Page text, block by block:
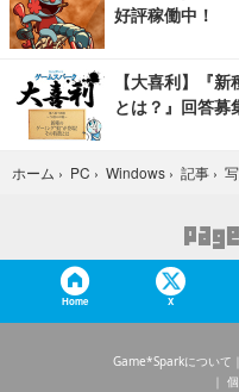
好評稼働中！
【大喜利】『
とは？』回答募
ホーム › PC › Windows › 記事 ›
Home X
Game*Sparkについて